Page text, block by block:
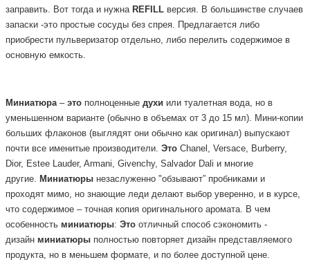
заправить. Вот тогда и нужна REFILL версия. В большинстве случаев
запаски -это простые сосуды без спрея. Предлагается либо
приобрести пульверизатор отдельно, либо перелить содержимое в
основную емкость.
Миниатюра – это полноценные духи или туалетная вода, но в
уменьшенном варианте (обычно в объемах от 3 до 15 мл). Мини-копии
больших флаконов (выглядят они обычно как оригинал) выпускают
почти все именитые производители. Это Chanel, Versace, Burberry,
Dior, Estee Lauder, Armani, Givenchy, Salvador Dali и многие
другие. Миниатюры незаслуженно "обзывают” пробниками и
проходят мимо, но знающие леди делают выбор уверенно, и в курсе,
что содержимое – точная копия оригинального аромата. В чем
особенность миниатюры: Это отличный способ сэкономить -
дизайн миниатюры полностью повторяет дизайн представляемого
продукта, но в меньшем формате, и по более доступной цене.